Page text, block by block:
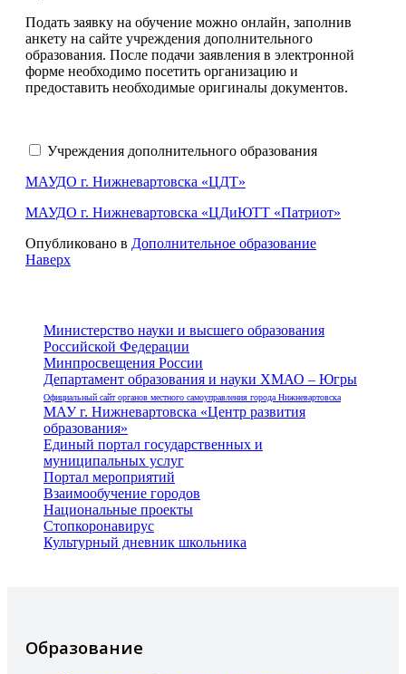
Подать заявку на обучение можно онлайн, заполнив
анкету на сайте учреждения дополнительного
образования. После подачи заявления в электронной
форме необходимо посетить организацию и
предоставить необходимые оригиналы документов.
Учреждения дополнительного образования
МАУДО г. Нижневартовска «ЦДТ»
МАУДО г. Нижневартовска «ЦДиЮТТ «Патриот»
Опубликовано в Дополнительное образование
Наверх
Министерство науки и высшего образования
Российской Федерации
Минпросвещения России
Департамент образования и науки ХМАО – Югры
Официальный сайт органов местного самоуправления города Нижневартовска
МАУ г. Нижневартовска «Центр развития
образования»
Единый портал государственных и
муниципальных услуг
Портал мероприятий
Взаимообучение городов
Национальные проекты
Стопкоронавирус
Культурный дневник школьника
Образование